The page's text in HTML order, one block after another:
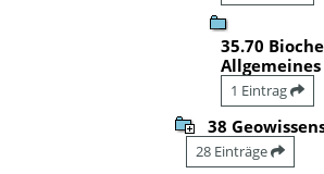
35.70
Allgemeines
1 Eintrag
38
28 Einträge